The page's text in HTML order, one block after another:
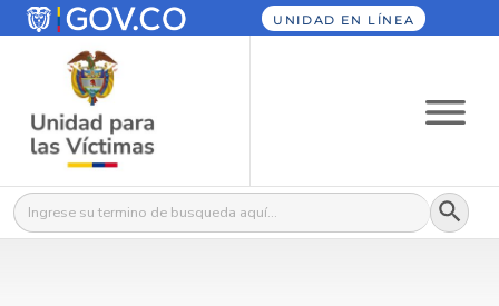
UNIDAD EN LÍNEA
Buscar: Botón